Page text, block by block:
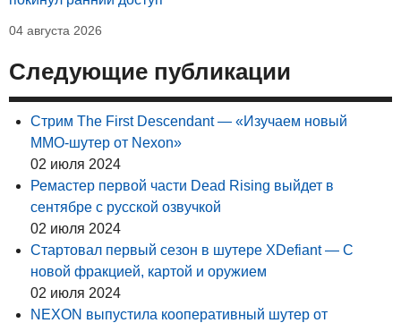
04 августа 2026
Следующие публикации
Стрим The First Descendant — «Изучаем новый
MMO-шутер от Nexon»
02 июля 2024
Ремастер первой части Dead Rising выйдет в
сентябре с русской озвучкой
02 июля 2024
Стартовал первый сезон в шутере XDefiant — С
новой фракцией, картой и оружием
02 июля 2024
NEXON выпустила кооперативный шутер от